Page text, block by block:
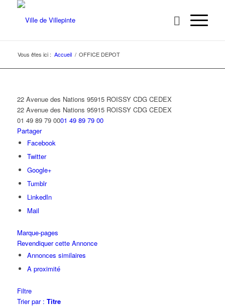
Vous êtes ici : Accueil / OFFICE DEPOT
22 Avenue des Nations 95915 ROISSY CDG CEDEX
22 Avenue des Nations 95915 ROISSY CDG CEDEX
01 49 89 79 0001 49 89 79 00
Partager
Facebook
Twitter
Google+
Tumblr
LinkedIn
Mail
Marque-pages
Revendiquer cette Annonce
Annonces similaires
A proximité
Filtre
Trier par : Titre